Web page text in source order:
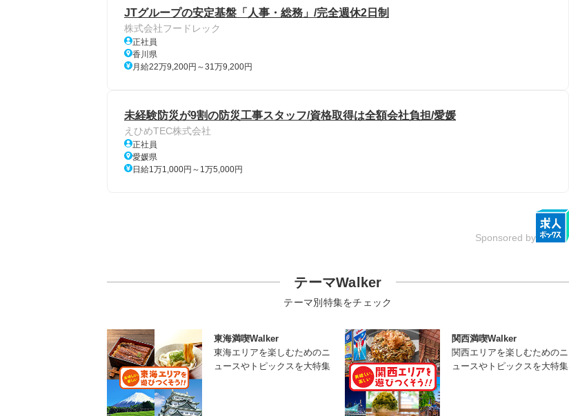
JTグループの安定基盤「人事・総務」/完全週休2日制
株式会社フードレック
正社員
香川県
月給22万9,200円～31万9,200円
未経験防災が9割の防災工事スタッフ/資格取得は全額会社負担/愛媛
えひめTEC株式会社
正社員
愛媛県
日給1万1,000円～1万5,000円
Sponsored by
テーマWalker
テーマ別特集をチェック
東海満喫Walker
東海エリアを楽しむためのニ
ュースやトピックスを大特集
関西満喫Walker
関西エリアを楽しむためのニ
ュースやトピックスを大特集